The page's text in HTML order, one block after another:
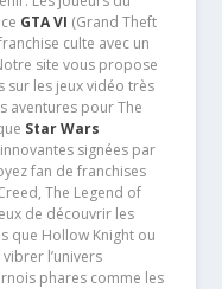
GTA VI (Grand Theft
culte avec un
site vous propose
sur les jeux vidéo très
aventures pour The
Star Wars
signées par
fan de franchises
The Legend of
de découvrir les
que Hollow Knight ou
l’univers
phares comme les